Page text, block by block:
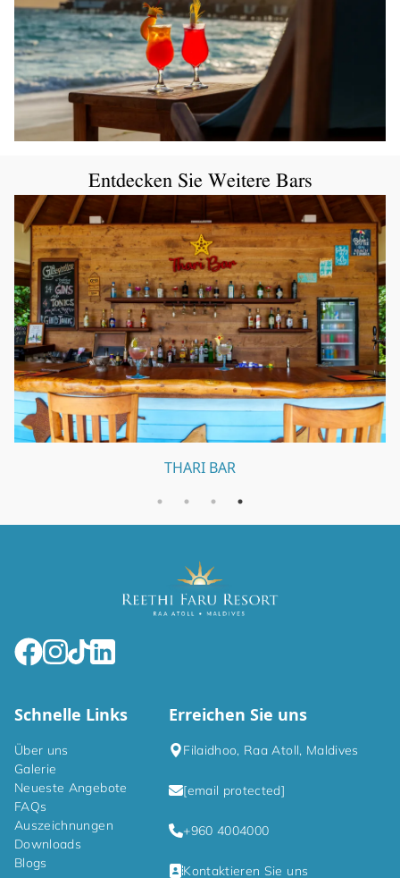
Entdecken Sie Weitere Bars
THARI BAR
Schnelle Links
Über uns
Galerie
Neueste Angebote
FAQs
Auszeichnungen
Downloads
Blogs
Erreichen Sie uns
Filaidhoo, Raa Atoll, Maldives
[email protected]
+960 4004000
Kontaktieren Sie uns